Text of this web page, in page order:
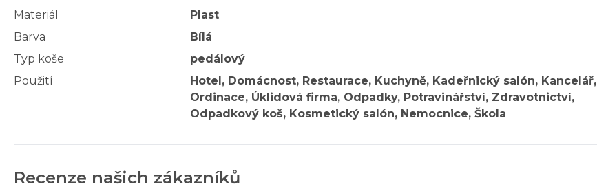
Materiál
Plast
Barva
Bílá
Typ koše
pedálový
Použití
Hotel, Domácnost, Restaurace, Kuchyně, Kadeřnický salón, Kancelář,
Ordinace, Úklidová firma, Odpadky, Potravinářství, Zdravotnictví,
Odpadkový koš, Kosmetický salón, Nemocnice, Škola
Recenze našich zákazníků